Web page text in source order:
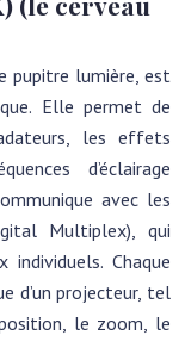
pupitre lumière, est
Elle permet de
les effets
d’éclairage
avec les
Multiplex), qui
Chaque
d’un projecteur, tel
le zoom, le